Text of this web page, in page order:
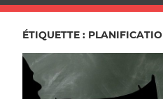
ÉTIQUETTE :